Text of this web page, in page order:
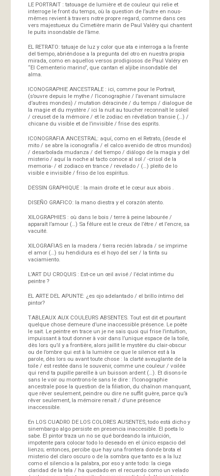
LE PORTRAIT : tatouage de lumière et de couleur qui relie et
interroge le front du temps, où la question de l’autre en nous-
mêmes revient à travers notre propre regard, comme dans ces
vers majestueux du Cimetière marin de Paul Valéry qui chantent
le puits insondable de l’âme.
EL RETRATO: tatuaje de luz y color que ata e interroga a la frente
del tiempo, abriéndose a la pregunta del otro en nuestra propia
mirada, como en aquellos versos prodigiosos de Paul Valéry en
“El Cementerio marino”, que cantan el aljibe insondable del
alma.
ICONOGRAPHIE ANCESTRALE : ici, comme pour le Portrait,
(s’ouvre depuis le mythe / l’iconographie / l’avenant simulacre
d’autres mondes) / mutation déracinée / du temps / dialogue de
la magie et du mystère / ici la nuit au toucher reconnaît le soleil
/ creuset de la mémoire / et le zodiac en révélation transie (…) /
chicane du visible et de l’invisible / frise des esprits.
ICONOGRAFIA ANCESTRAL: aquí, como en el Retrato, (desde el
mito / se abre la iconografía / el calco avenido de otros mundos)
/ desarbolada mudanza / del tiempo / diálogo de la magia y del
misterio / aquí la noche al tacto conoce al sol / -crisol de la
memoria- / el zodiaco en trance / revelado / (…) pleito de lo
visible e invisible / friso de los espíritus.
DESSIN GRAPHIQUE : la main droite et le cœur aux abois .
DISEÑO GRAFICO: la mano diestra y el corazón atento.
XILOGRAPHIES : où dans le bois / terre à peine labourée /
apparaît l’amour (…) Sa fêlure est le creux de l’être / et l’encre, sa
vacuité.
XILOGRAFIAS en la madera / tierra recién labrada / se imprime
el amor (…) su hendidura es el hoyo del ser / la tinta su
vaciamiento.
L’ART DU CROQUIS : Est-ce un œil avisé / l’éclat intime du
peintre ?
EL ARTE DEL APUNTE: ¿es ojo adelantado / el brillo íntimo del
pintor?
TABLEAUX AUX COULEURS ABSENTES. Tout est dit et pourtant
quelque chose demeure d’une inaccessible présence. Le poète
le sait. Le peintre en trace un je ne sais quoi qui frise l’intuition,
impuissant à tout donner à voir dans l’unique espace de la toile,
dès lors qu’il y a frontière, alors jaillit le mystère du clair-obscur
ou de l’ombre qui est à la lumière ce que le silence est à la
parole, dès lors ou avant toute chose : la clarté aveuglante de la
toile / est restée dans le souvenir, comme une couleur / voilée
qui rend ta pupille pareille à un buisson ardent (…). Et disons-le
sans le voir ou montrons-le sans le dire : l’Iconographie
ancestrale pose la question de la filiation, du chaînon manquant,
que rêver seulement, peindre ou dire ne suffit guère, parce qu’à
rêver seulement, la mémoire renaît / d’une présence
inaccessible.
En LOS CUADRO DE LOS COLORES AUSENTES, todo está dicho y
sinembargo algo persiste en presencia inaccesible. El poeta lo
sabe. El pintor traza un no se qué bordeando la intuición,
impotente para colocar todo lo deseado en el único espacio del
lienzo; entonces, percibe que hay una frontera donde brota el
misterio del claro oscuro o de la sombra que tanto es a la luz
como el silencio a la palabra, por eso y ante todo: la ciega
claridad de la tela / ha quedado en el recuerdo como un velado